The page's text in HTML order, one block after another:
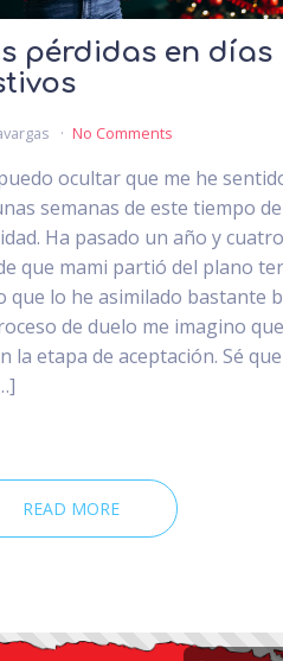
pérdidas en días
No Comments
ocultar que me he
semanas de este tiempo de
Ha pasado un año y
que mami partió del plano
que lo he asimilado bastante
de duelo me imagino
la etapa de aceptación. Sé
READ MORE